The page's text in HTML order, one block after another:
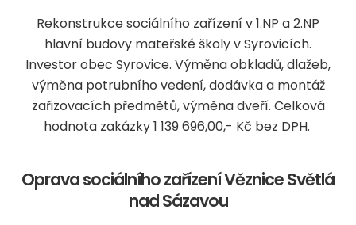
Rekonstrukce sociálního zařízení v 1.NP a 2.NP
hlavní budovy mateřské školy v Syrovicích.
Investor obec Syrovice. Výměna obkladů, dlažeb,
výměna potrubního vedení, dodávka a montáž
zařizovacích předmětů, výměna dveří. Celková
hodnota zakázky 1 139 696,00,- Kč bez DPH.
Oprava sociálního zařízení Věznice Světlá
nad Sázavou